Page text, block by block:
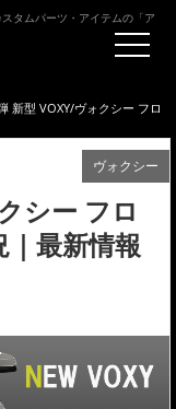
タムパーツ・アイテムの「ア
新型 VOXY/ヴォクシー フロ
ヴォクシー
シー フロ
最新情報